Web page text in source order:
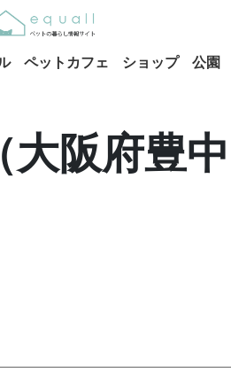
ペットカフェ ショップ 公園
阪府豊中